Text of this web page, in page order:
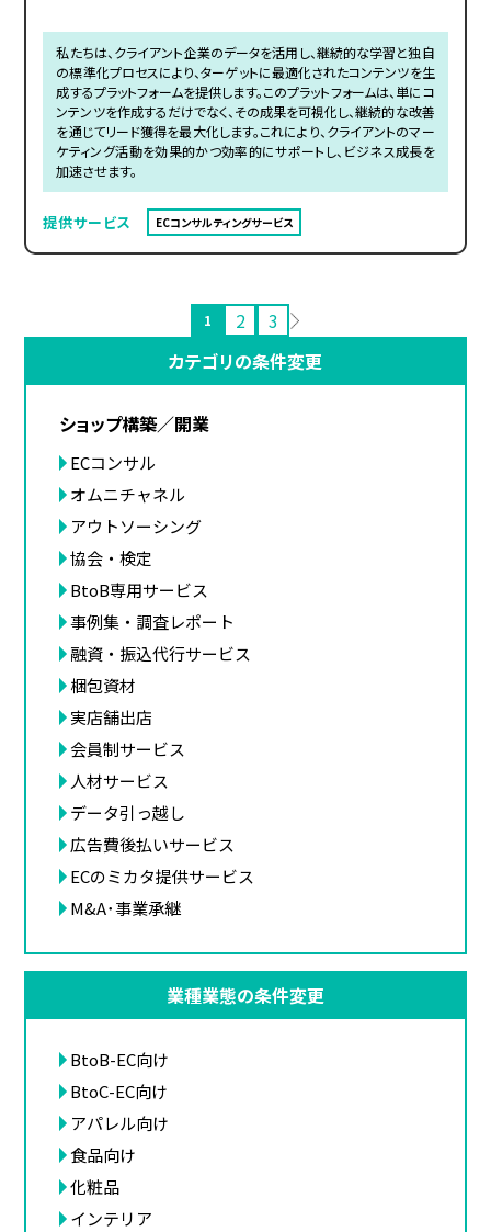
私たちは、クライアント企業のデータを活用し、継続的な学習と独自
の標準化プロセスにより、ターゲットに最適化されたコンテンツを生
成するプラットフォームを提供します。このプラットフォームは、単にコ
ンテンツを作成するだけでなく、その成果を可視化し、継続的な改善
を通じてリード獲得を最大化します。これにより、クライアントのマー
ケティング活動を効果的かつ効率的にサポートし、ビジネス成長を
加速させます。
提供サービス ECコンサルティングサービス
1 2
3
カテゴリの条件変更
ショップ構築／開業
ECコンサル
オムニチャネル
アウトソーシング
協会・検定
BtoB専用サービス
事例集・調査レポート
融資・振込代行サービス
梱包資材
実店舗出店
会員制サービス
人材サービス
データ引っ越し
広告費後払いサービス
ECのミカタ提供サービス
M&A･事業承継
業種業態の条件変更
BtoB-EC向け
BtoC-EC向け
アパレル向け
食品向け
化粧品
インテリア